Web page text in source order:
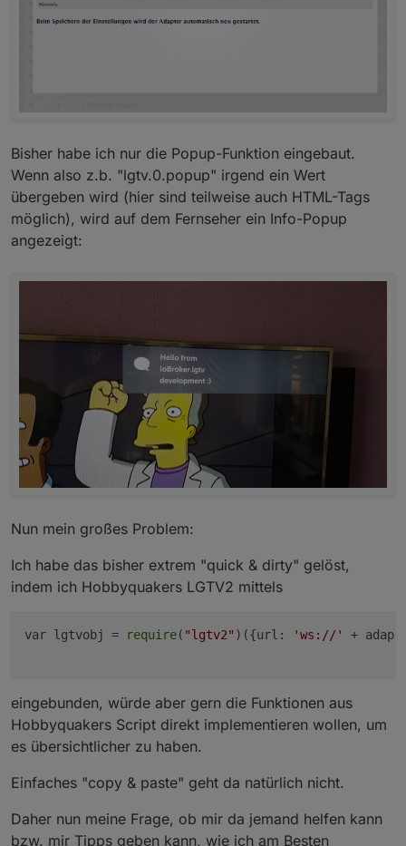
Bisher habe ich nur die Popup-Funktion eingebaut.
Wenn also z.b. "lgtv.0.popup" irgend ein Wert
übergeben wird (hier sind teilweise auch HTML-Tags
möglich), wird auf dem Fernseher ein Info-Popup
angezeigt:
Nun mein großes Problem:
Ich habe das bisher extrem "quick & dirty" gelöst,
indem ich Hobbyquakers LGTV2 mittels
var lgtvobj = require( "lgtv2" )({url: 'ws://' +
eingebunden, würde aber gern die Funktionen aus
Hobbyquakers Script direkt implementieren wollen, um
es übersichtlicher zu haben.
Einfaches "copy & paste" geht da natürlich nicht.
Daher nun meine Frage, ob mir da jemand helfen kann
bzw. mir Tipps geben kann, wie ich am Besten